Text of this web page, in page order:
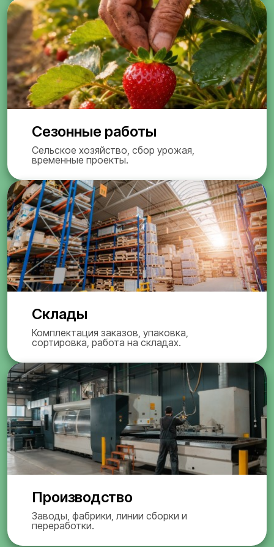
Сезонные работы
Сельское хозяйство, сбор урожая,
временные проекты.
Склады
Комплектация заказов, упаковка,
сортировка, работа на складах.
Производство
Заводы, фабрики, линии сборки и
переработки.